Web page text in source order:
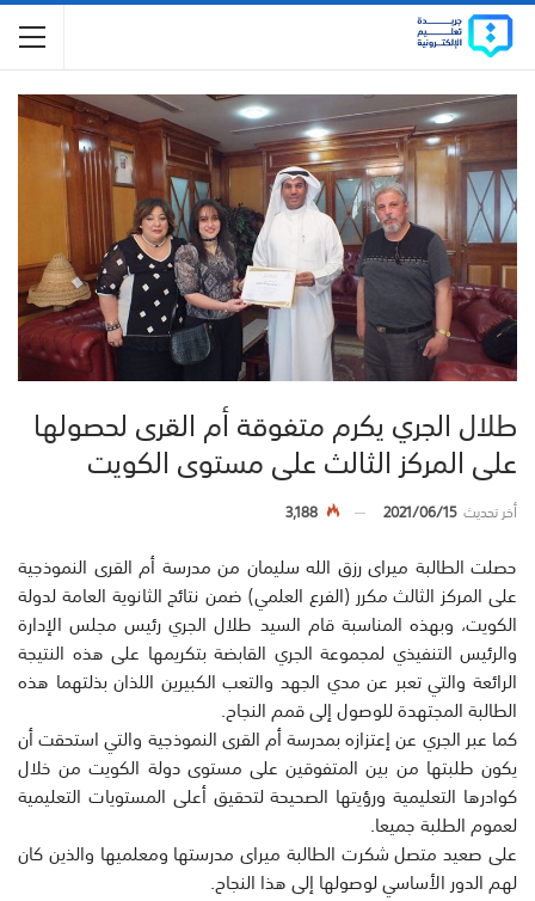
طلال الجري يكرم متفوقة أم القرى لحصولها
على المركز الثالث على مستوى الكويت
أخر تحديث2021/06/15
3,188
حصلت الطالبة ميراى رزق الله سليمان من مدرسة أم القرى النموذجية
على المركز الثالث مكرر (الفرع العلمي) ضمن نتائج الثانوية العامة لدولة
الكويت، وبهذه المناسبة قام السيد طلال الجري رئيس مجلس الإدارة
والرئيس التنفيذي لمجموعة الجري القابضة بتكريمها على هذه النتيجة
الرائعة والتي تعبر عن مدي الجهد والتعب الكبيرين اللذان بذلتهما هذه
الطالبة المجتهدة للوصول إلى قمم النجاح.
كما عبر الجري عن إعتزازه بمدرسة أم القرى النموذجية والتي استحقت أن
يكون طلبتها من بين المتفوقين على مستوى دولة الكويت من خلال
كوادرها التعليمية ورؤيتها الصحيحة لتحقيق أعلى المستويات التعليمية
لعموم الطلبة جميعا.
على صعيد متصل شكرت الطالبة ميراى مدرستها ومعلميها والذين كان
لهم الدور الأساسي لوصولها إلى هذا النجاح.